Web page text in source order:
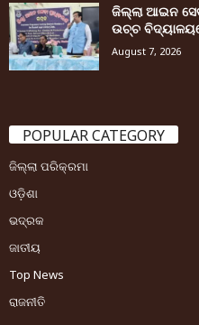
ଜିଲ୍ଲା ଆଇନ
ଉଚ୍ଚ
August 7, 2026
POPULAR CATEGORY
ଜିଲ୍ଲା ପରିକ୍ରମା
ଓଡ଼ିଶା
ଭଦ୍ରକ
ଜାତୀୟ
Top News
ରାଜନୀତି